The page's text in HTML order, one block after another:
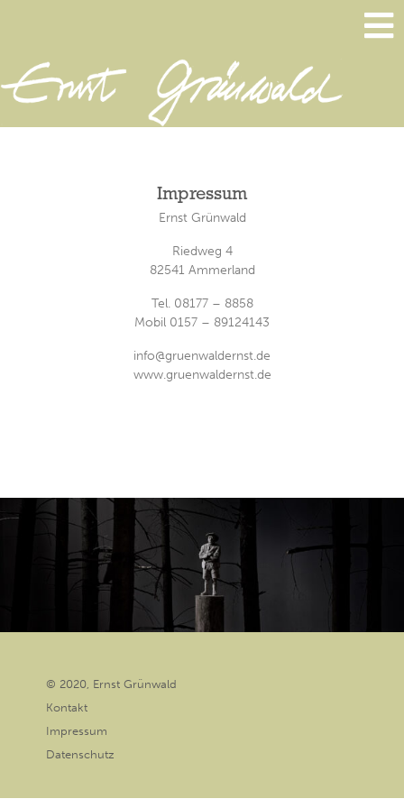
Impressum
Ernst Grünwald
Riedweg 4
82541 Ammerland
Tel. 08177 – 8858
Mobil 0157 – 89124143
info@gruenwaldernst.de
www.gruenwaldernst.de
© 2020, Ernst Grünwald
Kontakt
Impressum
Datenschutz